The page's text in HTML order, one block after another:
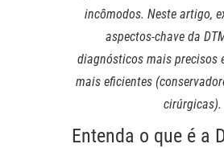
incômodos. Neste artigo,
aspectos-chave da
diagnósticos mais precisos
mais eficientes
cirúrgicas).
Entenda o que é a